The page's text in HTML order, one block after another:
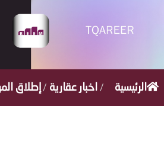
الرئيسية / اخبار عقارية / إطلاق